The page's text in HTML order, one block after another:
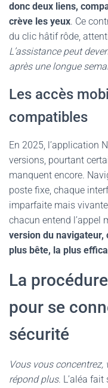
donc deux liens,
crève les yeux. Ce
du clic hâtif rôde,
L’assistance peut
après une longue
Les accès
compatibles
En 2025, l’application
versions, pourtant
manquent encore.
poste fixe, chaque
imparfaite mais
chacun entend l’appel
version du navigateur,
plus bête, la plus
La
pour se
sécurité
Vous vous
répond plus. L’aléa